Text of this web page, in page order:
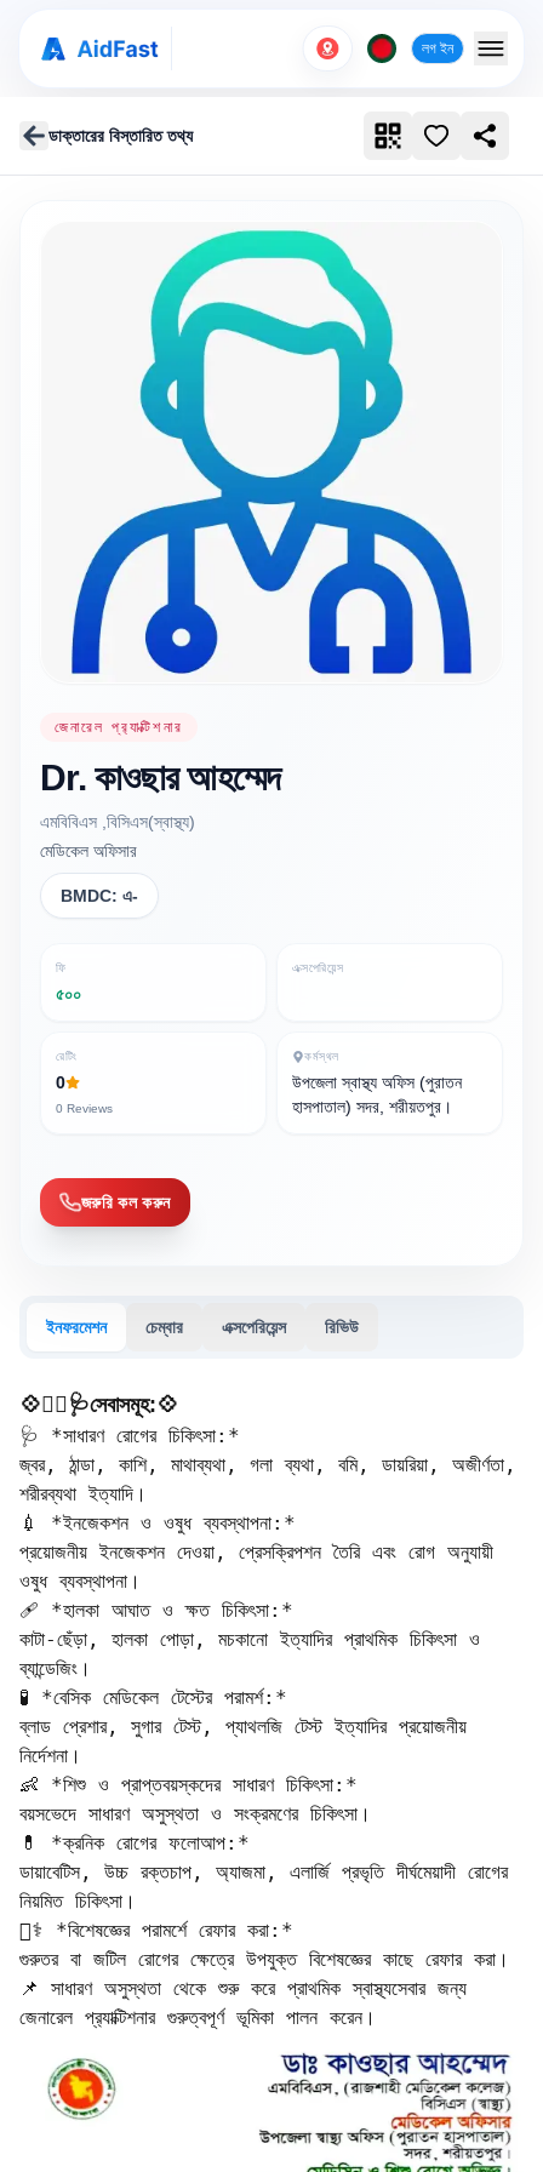
লগ ইন
ডাক্তারের বিস্তারিত তথ্য
জেনারেল প্র‍্যাক্টিশনার
Dr. কাওছার আহম্মেদ
এমবিবিএস ,বিসিএস(স্বাস্থ্য)
মেডিকেল অফিসার
BMDC: এ-
ফি
৫০০
এক্সপেরিয়েন্স
রেটিং
0
0 Reviews
কর্মস্থল
উপজেলা স্বাস্থ্য অফিস (পুরাতন
হাসপাতাল) সদর, শরীয়তপুর।
জরুরি কল করুন
ইনফরমেশন চেম্বার এক্সপেরিয়েন্স রিভিউ
💠🧑‍⚕️🩺সেবাসমূহ:💠
🩺 *সাধারণ রোগের চিকিৎসা:*
জ্বর, ঠান্ডা, কাশি, মাথাব্যথা, গলা ব্যথা, বমি, ডায়রিয়া, অজীর্ণতা,
শরীরব্যথা ইত্যাদি।
💉 *ইনজেকশন ও ওষুধ ব্যবস্থাপনা:*
প্রয়োজনীয় ইনজেকশন দেওয়া, প্রেসক্রিপশন তৈরি এবং রোগ অনুযায়ী
ওষুধ ব্যবস্থাপনা।
🩹 *হালকা আঘাত ও ক্ষত চিকিৎসা:*
কাটা-ছেঁড়া, হালকা পোড়া, মচকানো ইত্যাদির প্রাথমিক চিকিৎসা ও
ব্যান্ডেজিং।
🧪 *বেসিক মেডিকেল টেস্টের পরামর্শ:*
ব্লাড প্রেশার, সুগার টেস্ট, প্যাথলজি টেস্ট ইত্যাদির প্রয়োজনীয়
নির্দেশনা।
👶 *শিশু ও প্রাপ্তবয়স্কদের সাধারণ চিকিৎসা:*
বয়সভেদে সাধারণ অসুস্থতা ও সংক্রমণের চিকিৎসা।
💊 *ক্রনিক রোগের ফলোআপ:*
ডায়াবেটিস, উচ্চ রক্তচাপ, অ্যাজমা, এলার্জি প্রভৃতি দীর্ঘমেয়াদী রোগের
নিয়মিত চিকিৎসা।
🧑‍⚕️ *বিশেষজ্ঞের পরামর্শে রেফার করা:*
গুরুতর বা জটিল রোগের ক্ষেত্রে উপযুক্ত বিশেষজ্ঞের কাছে রেফার করা।
📌 সাধারণ অসুস্থতা থেকে শুরু করে প্রাথমিক স্বাস্থ্যসেবার জন্য
জেনারেল প্র‍্যাক্টিশনার গুরুত্বপূর্ণ ভূমিকা পালন করেন।